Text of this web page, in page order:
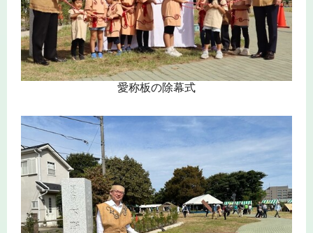
愛称板の除幕式